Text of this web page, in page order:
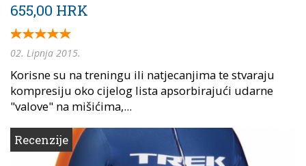
655,00 HRK
02. Lipnja 2015.
Korisne su na treningu ili natjecanjima te stvaraju
kompresiju oko cijelog lista apsorbirajući udarne
"valove" na mišićima,...
Recenzije